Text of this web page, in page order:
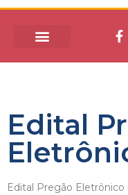
Edital
Edital Pregão Eletrônico